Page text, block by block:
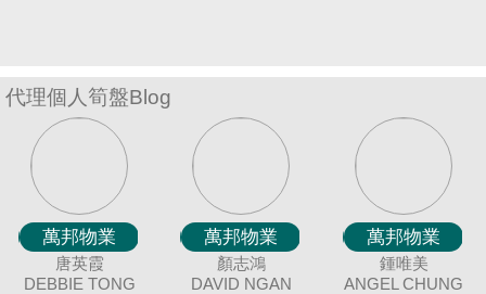
於
我
們
代理個人筍盤Blog
萬邦物業
黃美英
MAGGIE
萬邦物業
唐英霞
DEBBIE TONG
萬邦物業
冼嘉臻
BORIS SIN
萬邦物業
聶美玲
MAY NIP
萬邦物業
廖細鳳
SISI LIAO
萬邦物業
連愛玲
ELIZA LIN
萬邦物業
顏志鴻
DAVID NGAN
萬邦物業
余志雄
JIMMY YU
萬邦物業
吳美美
MEI NG
萬邦物業
謝愛珍
JUNE TSE
萬邦物業
陳蘭貞
COCO CHAN
萬邦物業
袁月明
MING YUAN
萬邦物業
蔡秀晶
CRYSTAL
萬邦物業
潘笑霞
TINA POON
萬邦物業
鍾唯美
ANGEL CHUNG